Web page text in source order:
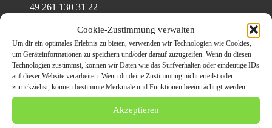
Cookie-Zustimmung verwalten
Um dir ein optimales Erlebnis zu bieten, verwenden wir Technologien wie Cookies,
um Geräteinformationen zu speichern und/oder darauf zuzugreifen. Wenn du diesen
Technologien zustimmst, können wir Daten wie das Surfverhalten oder eindeutige IDs
auf dieser Website verarbeiten. Wenn du deine Zustimmung nicht erteilst oder
zurückziehst, können bestimmte Merkmale und Funktionen beeinträchtigt werden.
Akzeptieren
+49 261 130 31 22
Original-Content von: ADAC Mittelrhein e.V., übermittelt durch
news aktuell
Themen zum Beitrag